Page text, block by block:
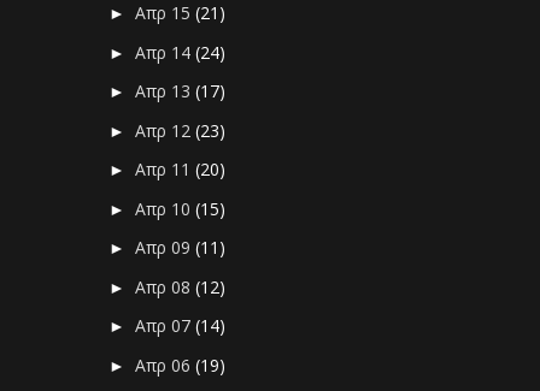
►Απρ 15(21)
►Απρ 14(24)
►Απρ 13(17)
►Απρ 12(23)
►Απρ 11(20)
►Απρ 10(15)
►Απρ 09(11)
►Απρ 08(12)
►Απρ 07(14)
►Απρ 06(19)